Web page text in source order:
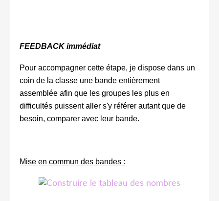
FEEDBACK immédiat
Pour accompagner cette étape, je dispose dans un
coin de la classe une bande entièrement
assemblée afin que les groupes les plus en
difficultés puissent aller s'y référer autant que de
besoin, comparer avec leur bande.
Mise en commun des bandes :